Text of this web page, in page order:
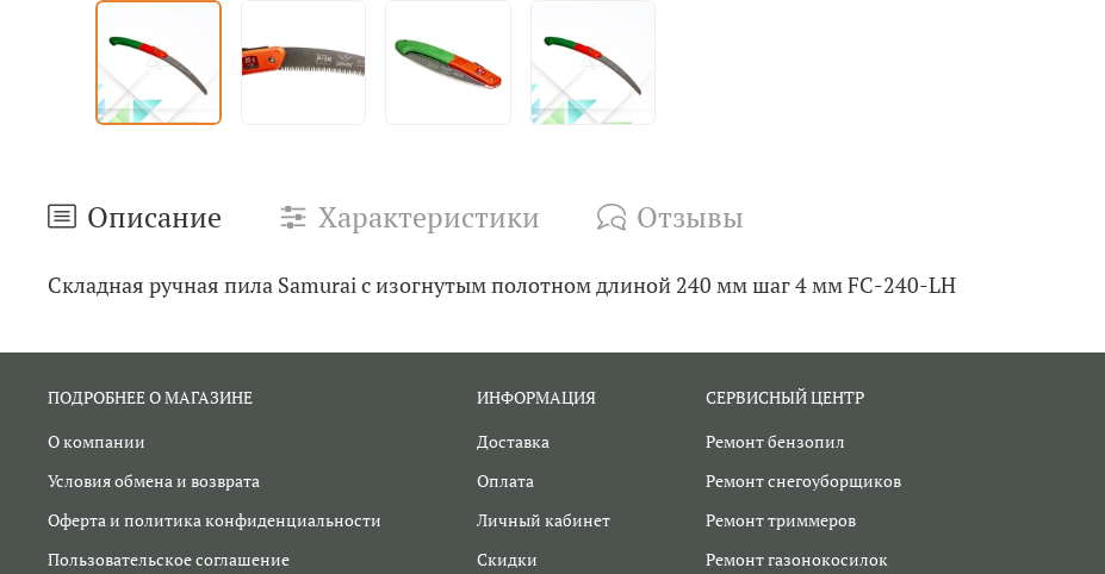
Описание Характеристики Отзывы
Складная ручная пила Samurai с изогнутым полотном длиной 240 мм шаг 4 мм FC-240-LH
ПОДРОБНЕЕ О МАГАЗИНЕ
О компании
Условия обмена и возврата
Оферта и политика конфиденциальности
Пользовательское соглашение
ИНФОРМАЦИЯ
Доставка
Оплата
Личный кабинет
Скидки
СЕРВИСНЫЙ ЦЕНТР
Ремонт бензопил
Ремонт снегоуборщиков
Ремонт триммеров
Ремонт газонокосилок